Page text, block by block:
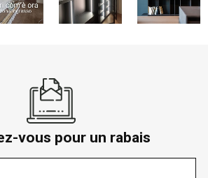
vous pour un rabais